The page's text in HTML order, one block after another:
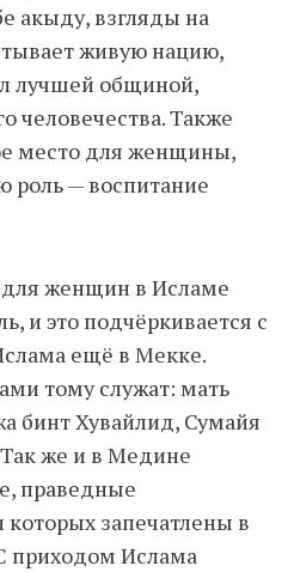
акыду, взгляды на
живую нацию,
лучшей общиной,
человечества. Также
место для женщины,
роль — воспитание
для женщин в Исламе
и это подчёркивается с
ещё в Мекке.
тому служат: мать
бинт Хувайлид, Сумайя
же и в Медине
праведные
запечатлены в
приходом Ислама